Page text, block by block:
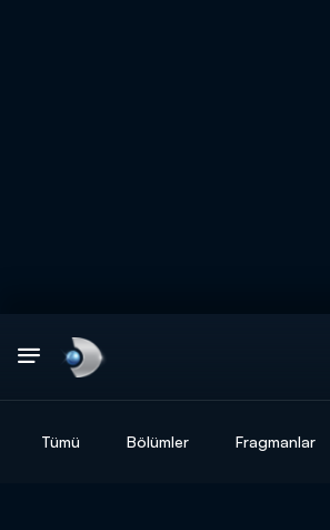
Tümü Bölümler Fragmanlar